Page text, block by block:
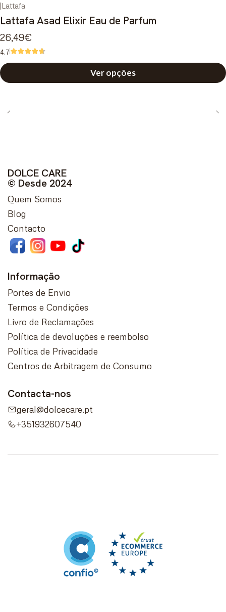
|Lattafa
Lattafa Asad Elixir Eau de Parfum
26,49€
4.7
Ver opções
DOLCE CARE
© Desde 2024
Quem Somos
Blog
Contacto
Informação
Portes de Envio
Termos e Condições
Livro de Reclamações
Política de devoluções e reembolso
Política de Privacidade
Centros de Arbitragem de Consumo
Contacta-nos
geral@dolcecare.pt
+351932607540